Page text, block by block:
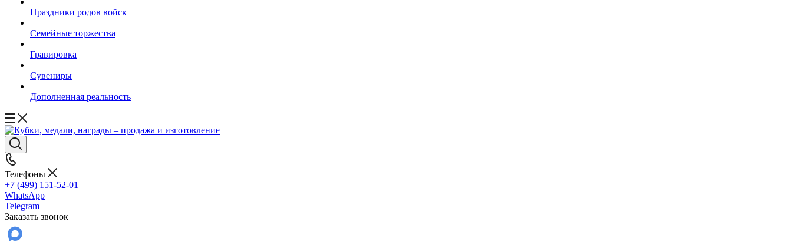
Праздники родов войск
Семейные торжества
Гравировка
Сувениры
Дополненная реальность
Телефоны
+7 (499) 151-52-01
WhatsApp
Telegram
Заказать звонок